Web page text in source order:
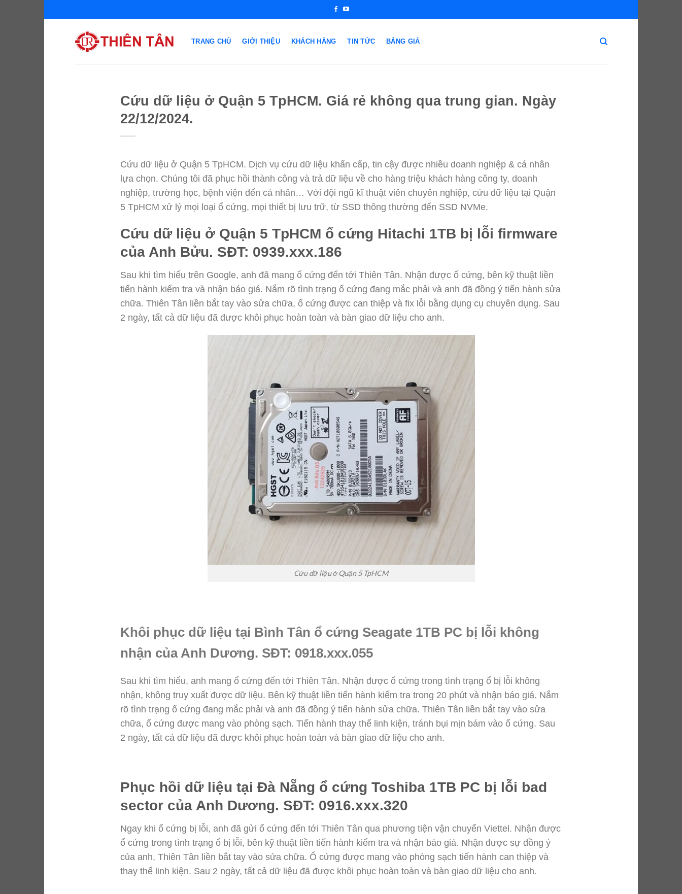
đến
TRANG CHỦ GIỚI THIỆU KHÁCH HÀNG TIN TỨC BẢNG GIÁ
Cứu dữ liệu ở Quận 5 TpHCM. Giá rẻ không qua trung gian. Ngày
22/12/2024.
Cứu dữ liệu ở Quận 5 TpHCM. Dịch vụ cứu dữ liệu khẩn cấp, tin cậy được nhiều doanh nghiệp & cá nhân
lựa chọn. Chúng tôi đã phục hồi thành công và trả dữ liệu về cho hàng triệu khách hàng công ty, doanh
nghiệp, trường học, bệnh viện đến cá nhân… Với đội ngũ kĩ thuật viên chuyên nghiệp, cứu dữ liệu tại Quận
5 TpHCM xử lý mọi loại ổ cứng, mọi thiết bị lưu trữ, từ SSD thông thường đến SSD NVMe.
Cứu dữ liệu ở Quận 5 TpHCM ổ cứng Hitachi 1TB bị lỗi firmware
của Anh Bửu. SĐT: 0939.xxx.186
Sau khi tìm hiểu trên Google, anh đã mang ổ cứng đến tới Thiên Tân. Nhận được ổ cứng, bên kỹ thuật liền
tiến hành kiểm tra và nhận báo giá. Nắm rõ tình trạng ổ cứng đang mắc phải và anh đã đồng ý tiến hành sửa
chữa. Thiên Tân liền bắt tay vào sửa chữa, ổ cứng được can thiệp và fix lỗi bằng dụng cụ chuyên dụng. Sau
2 ngày, tất cả dữ liệu đã được khôi phục hoàn toàn và bàn giao dữ liệu cho anh.
Cứu dữ liệu ở Quận 5 TpHCM
Khôi phục dữ liệu tại Bình Tân ổ cứng Seagate 1TB PC bị lỗi không
nhận của Anh Dương. SĐT: 0918.xxx.055
Sau khi tìm hiểu, anh mang ổ cứng đến tới Thiên Tân. Nhận được ổ cứng trong tình trạng ổ bị lỗi không
nhận, không truy xuất được dữ liệu. Bên kỹ thuật liền tiến hành kiểm tra trong 20 phút và nhận báo giá. Nắm
rõ tình trạng ổ cứng đang mắc phải và anh đã đồng ý tiến hành sửa chữa. Thiên Tân liền bắt tay vào sửa
chữa, ổ cứng được mang vào phòng sạch. Tiến hành thay thế linh kiện, tránh bụi mịn bám vào ổ cứng. Sau
2 ngày, tất cả dữ liệu đã được khôi phục hoàn toàn và bàn giao dữ liệu cho anh.
Phục hồi dữ liệu tại Đà Nẵng ổ cứng Toshiba 1TB PC bị lỗi bad
sector của Anh Dương. SĐT: 0916.xxx.320
Ngay khi ổ cứng bị lỗi, anh đã gửi ổ cứng đến tới Thiên Tân qua phương tiện vận chuyển Viettel. Nhận được
ổ cứng trong tình trạng ổ bị lỗi, bên kỹ thuật liền tiến hành kiểm tra và nhận báo giá. Nhận được sự đồng ý
của anh, Thiên Tân liền bắt tay vào sửa chữa. Ổ cứng được mang vào phòng sạch tiến hành can thiệp và
thay thế linh kiện. Sau 2 ngày, tất cả dữ liệu đã được khôi phục hoàn toàn và bàn giao dữ liệu cho anh.